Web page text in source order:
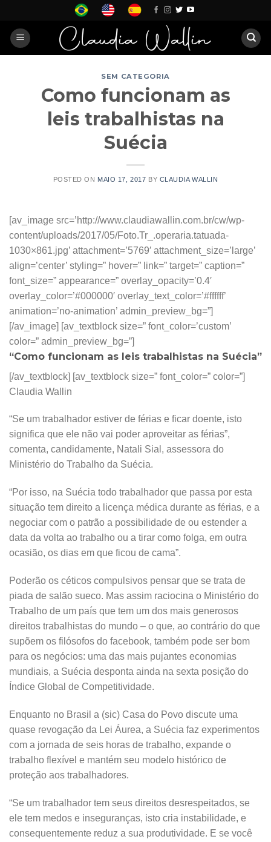
content
SEM CATEGORIA
Como funcionam as
leis trabalhistas na
Suécia
POSTED ON MAIO 17, 2017 BY CLAUDIA WALLIN
[av_image src=’http://www.claudiawallin.com.br/cw/wp-
content/uploads/2017/05/Foto.Tr_.operaria.tatuada-
1030×861.jpg’ attachment=’5769′ attachment_size=’large’
align=’center’ styling=” hover=” link=” target=” caption=”
font_size=” appearance=” overlay_opacity=’0.4′
overlay_color=’#000000′ overlay_text_color=’#ffffff’
animation=’no-animation’ admin_preview_bg=”]
[/av_image] [av_textblock size=” font_color=’custom’
color=” admin_preview_bg=”]
“Como funcionam as leis trabalhistas na Suécia”
[/av_textblock] [av_textblock size=” font_color=” color=”]
Claudia Wallin
“Se um trabalhador estiver de férias e ficar doente, isto
significa que ele não vai poder aproveitar as férias”,
comenta, candidamente, Natali Sial, assessora do
Ministério do Trabalho da Suécia.
“Por isso, na Suécia todo trabalhador que passa por esta
situação tem direito a licença médica durante as férias, e a
negociar com o patrão a possibilidade de ou estender a
data da volta ao trabalho ou a tirar como folga, em outra
ocasião, os dias em que ficou de cama”.
Poderão os céticos compulsivos pensar que se trata de
piada de salão sueco. Mas assim raciocina o Ministério do
Trabalho de um país que tem um dos mais generosos
direitos trabalhistas do mundo – o que, ao contrário do que
supõem os filósofos do facebook, também pode ser bom
para os negócios: uma das mais pujantes economias
mundiais, a Suécia desponta ainda na sexta posição do
Índice Global de Competitividade.
Enquanto no Brasil a (sic) Casa do Povo discute uma
quase revogação da Lei Áurea, a Suécia faz experimentos
com a jornada de seis horas de trabalho, expande o
trabalho flexível e mantém seu modelo histórico de
proteção aos trabalhadores.
“Se um trabalhador tem seus direitos desrespeitados, se
ele tem medos e inseguranças, isto cria instabilidade, e
consequentemente reduz a sua produtividade. E se você